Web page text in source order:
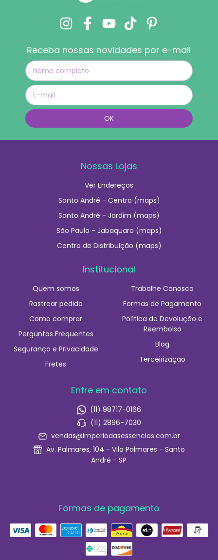
Receba nossas novidades por e-mail
Nossas Lojas
Ver Endereços
Santo André - Centro (maps)
Santo André - Jardim (maps)
São Paulo - Jabaquara (maps)
Centro de Distribuição (maps)
Institucional
Quem somos
Rastrear pedido
Como comprar
Perguntas Frequentes
Segurança e Privacidade
Fretes
Trabalhe Conosco
Formas de Pagamento
Política de Devolução e
Reembolso
Blog
Terceirização
Entre em contato
(11) 98717-0166
(11) 2896-7030
vendas@imperiodasessencias.com.br
Av. Palmares, 104 - Vila Palmares - Santo
André - SP
Formas de pagamento